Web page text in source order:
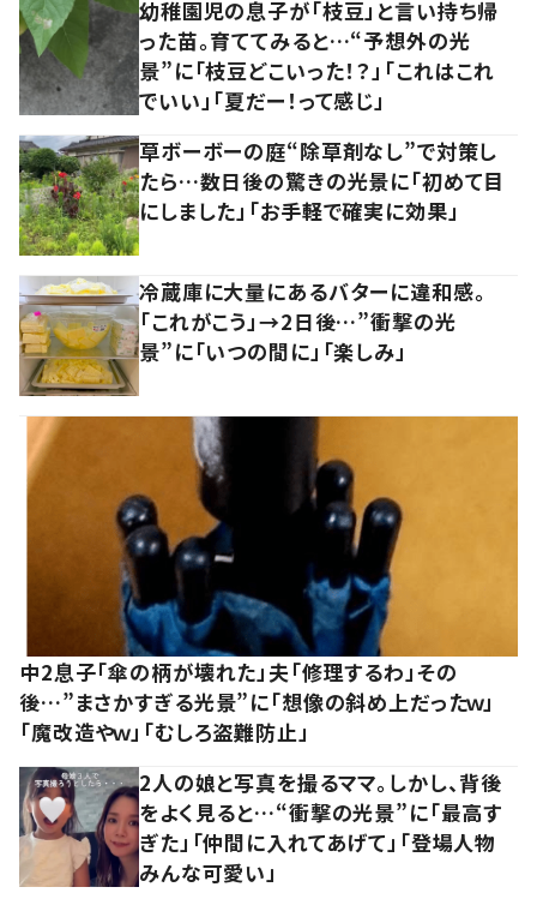
幼稚園児の息子が「枝豆」と言い持ち帰
った苗。育ててみると…“予想外の光
景”に「枝豆どこいった！？」「これはこれ
でいい」「夏だー！って感じ」
草ボーボーの庭“除草剤なし”で対策し
たら…数日後の驚きの光景に「初めて目
にしました」「お手軽で確実に効果」
冷蔵庫に大量にあるバターに違和感。
「これがこう」→2日後…”衝撃の光
景”に「いつの間に」「楽しみ」
中2息子「傘の柄が壊れた」夫「修理するわ」その
後…”まさかすぎる光景”に「想像の斜め上だったｗ」
「魔改造やｗ」「むしろ盗難防止」
2人の娘と写真を撮るママ。しかし、背後
をよく見ると…“衝撃の光景”に「最高す
ぎた」「仲間に入れてあげて」「登場人物
みんな可愛い」